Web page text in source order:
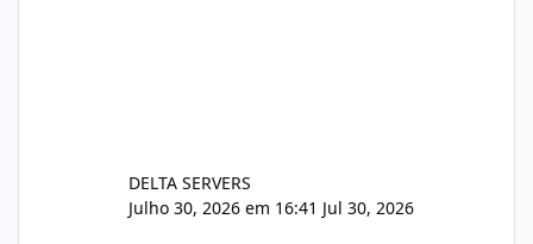
DELTA SERVERS
Julho 30, 2026 em 16:41 Jul 30, 2026